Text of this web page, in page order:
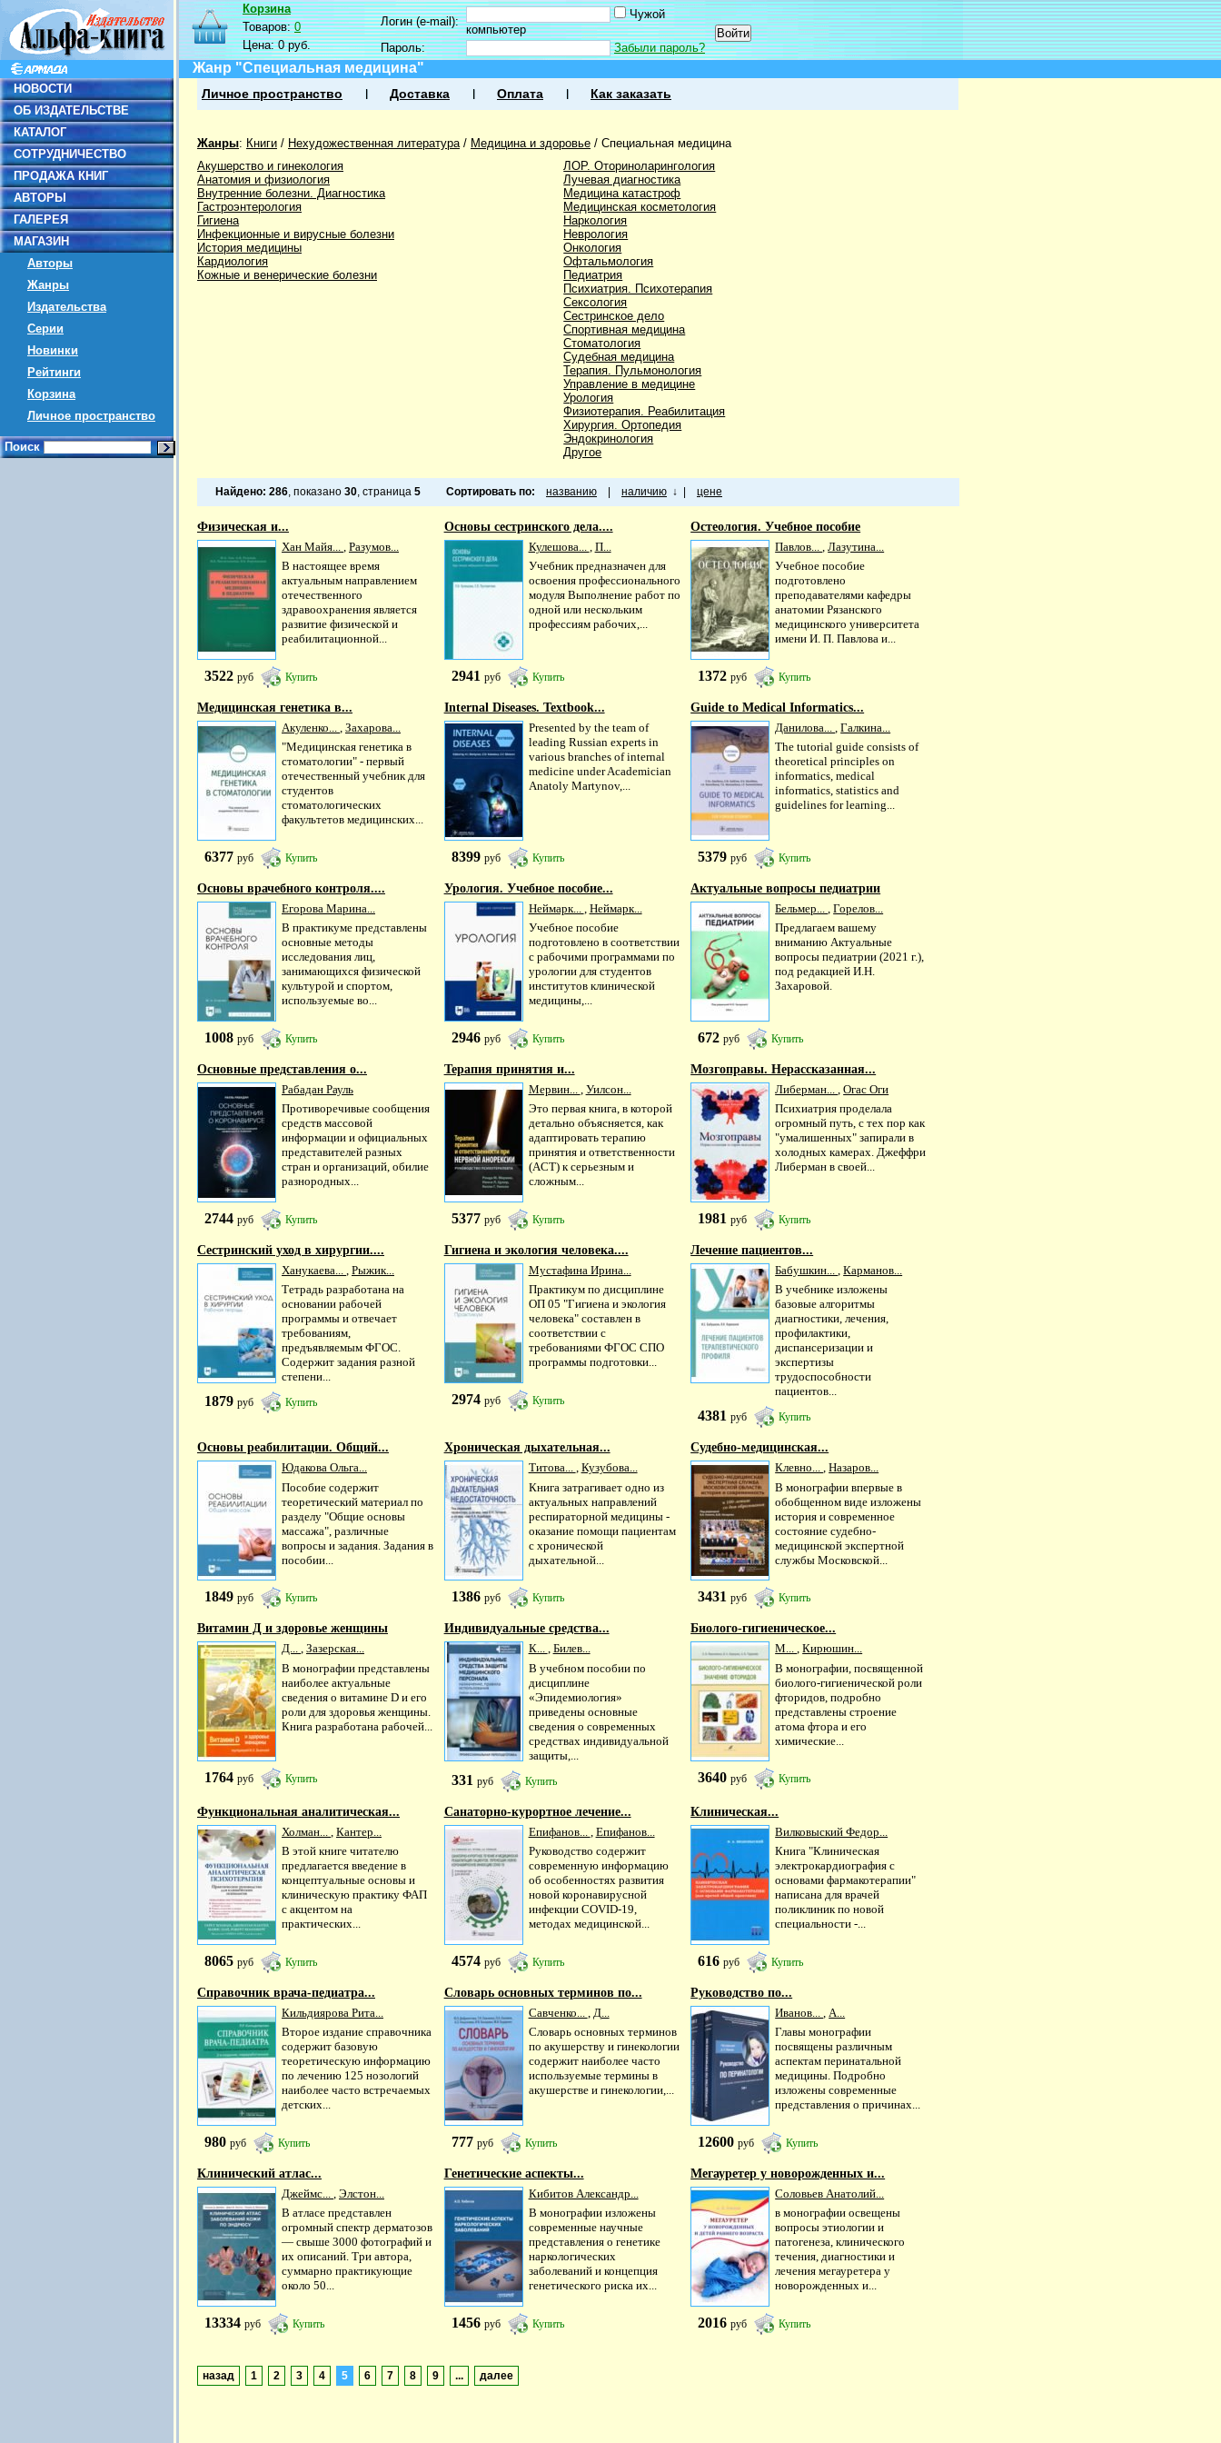
НОВОСТИ
ОБ ИЗДАТЕЛЬСТВЕ
КАТАЛОГ
СОТРУДНИЧЕСТВО
ПРОДАЖА КНИГ
АВТОРЫ
ГАЛЕРЕЯ
МАГАЗИН
Авторы
Жанры
Издательства
Серии
Новинки
Рейтинги
Корзина
Личное пространство
Поиск
Корзина
Товаров:0
Цена:0 руб.
Логин (e-mail):
Чужой
компьютер
Пароль:
Забыли пароль?
Жанр "Специальная медицина"
Личное пространство Доставка Оплата Как заказать
Жанры: Книги / Нехудожественная литература/ Медицина и здоровье / Специальная медицина
Акушерство и гинекология
Анатомия и физиология
Внутренние болезни. Диагностика
Гастроэнтерология
Гигиена
Инфекционные и вирусные болезни
История медицины
Кардиология
Кожные и венерические болезни
ЛОР. Оториноларингология
Лучевая диагностика
Медицина катастроф
Медицинская косметология
Наркология
Неврология
Онкология
Офтальмология
Педиатрия
Психиатрия. Психотерапия
Сексология
Сестринское дело
Спортивная медицина
Стоматология
Судебная медицина
Терапия. Пульмонология
Управление в медицине
Урология
Физиотерапия. Реабилитация
Хирургия. Ортопедия
Эндокринология
Другое
Найдено: 286, показано 30, страница 5 Сортировать по: названию наличию ↓ цене
Физическая и...
Хан Майя... , Разумов...
В настоящее время
актуальным направлением
отечественного
здравоохранения является
развитие физической и
реабилитационной...
3522 руб Купить
Основы сестринского дела....
Кулешова... , П...
Учебник предназначен для
освоения профессионального
модуля Выполнение работ по
одной или нескольким
профессиям рабочих,...
2941 руб Купить
Остеология. Учебное пособие
Павлов...,Лазутина...
Учебное пособие
подготовлено
преподавателями кафедры
анатомии Рязанского
медицинского университета
имени И. П. Павлова и...
1372руб Купить
Медицинская генетика в...
Акуленко... , Захарова...
"Медицинская генетика в
стоматологии" - первый
отечественный учебник для
студентов
стоматологических
факультетов медицинских...
6377 руб Купить
Internal Diseases. Textbook...
Presented by the team of
leading Russian experts in
various branches of internal
medicine under Academician
Anatoly Martynov,...
8399 руб Купить
Guide to Medical Informatics...
Данилова...,Галкина...
The tutorial guide consists of
theoretical principles on
informatics, medical
informatics, statistics and
guidelines for learning...
5379руб Купить
Основы врачебного контроля....
Егорова Марина...
В практикуме представлены
основные методы
исследования лиц,
занимающихся физической
культурой и спортом,
используемые во...
1008 руб Купить
Урология. Учебное пособие...
Неймарк... , Неймарк...
Учебное пособие
подготовлено в соответствии
с рабочими программами по
урологии для студентов
институтов клинической
медицины,...
2946 руб Купить
Актуальные вопросы педиатрии
Бельмер...,Горелов...
Предлагаем вашему
вниманию Актуальные
вопросы педиатрии (2021 г.),
под редакцией И.Н.
Захаровой.
672руб Купить
Основные представления о...
Рабадан Рауль
Противоречивые сообщения
средств массовой
информации и официальных
представителей разных
стран и организаций, обилие
разнородных...
2744 руб Купить
Терапия принятия и...
Мервин... , Уилсон...
Это первая книга, в которой
детально объясняется, как
адаптировать терапию
принятия и ответственности
(ACT) к серьезным и
сложным...
5377 руб Купить
Мозгоправы. Нерассказанная...
Либерман...,Огас Оги
Психиатрия проделала
огромный путь, с тех пор как
"умалишенных" запирали в
холодных камерах. Джеффри
Либерман в своей...
1981руб Купить
Сестринский уход в хирургии....
Ханукаева... , Рыжик...
Тетрадь разработана на
основании рабочей
программы и отвечает
требованиям,
предъявляемым ФГОС.
Содержит задания разной
степени...
1879 руб Купить
Гигиена и экология человека....
Мустафина Ирина...
Практикум по дисциплине
ОП 05 "Гигиена и экология
человека" составлен в
соответствии с
требованиями ФГОС СПО
программы подготовки...
2974 руб Купить
Лечение пациентов...
Бабушкин...,Карманов...
В учебнике изложены
базовые алгоритмы
диагностики, лечения,
профилактики,
диспансеризации и
экспертизы
трудоспособности
пациентов...
4381руб Купить
Основы реабилитации. Общий...
Юдакова Ольга...
Пособие содержит
теоретический материал по
разделу "Общие основы
массажа", различные
вопросы и задания. Задания в
пособии...
1849 руб Купить
Хроническая дыхательная...
Титова... , Кузубова...
Книга затрагивает одно из
актуальных направлений
респираторной медицины -
оказание помощи пациентам
с хронической
дыхательной...
1386 руб Купить
Судебно-медицинская...
Клевно...,Назаров...
В монографии впервые в
обобщенном виде изложены
история и современное
состояние судебно-
медицинской экспертной
службы Московской...
3431руб Купить
Витамин Д и здоровье женщины
Д... , Зазерская...
В монографии представлены
наиболее актуальные
сведения о витамине D и его
роли для здоровья женщины.
Книга разработана рабочей...
1764 руб Купить
Индивидуальные средства...
К... , Билев...
В учебном пособии по
дисциплине
«Эпидемиология»
приведены основные
сведения о современных
средствах индивидуальной
защиты,...
331 руб Купить
Биолого-гигиеническое...
М...,Кирюшин...
В монографии, посвященной
биолого-гигиенической роли
фторидов, подробно
представлены строение
атома фтора и его
химические...
3640руб Купить
Функциональная аналитическая...
Холман...
Кантер...
В этой книге читателю
предлагается введение в
концептуальные основы и
клиническую практику ФАП
с акцентом на
практических...
8065 руб Купить
Санаторно-курортное лечение...
Епифанов...
Епифанов...
Руководство содержит
современную информацию
об особенностях развития
новой коронавирусной
инфекции COVID-19,
методах медицинской...
4574 руб Купить
Клиническая...
Вилковыский Федор...
Книга "Клиническая
электрокардиография с
основами фармакотерапии"
написана для врачей
поликлиник по новой
специальности -...
616руб Купить
Справочник врача-педиатра...
Кильдиярова Рита...
Второе издание справочника
содержит базовую
теоретическую информацию
по лечению 125 нозологий
наиболее часто встречаемых
детских...
980 руб Купить
Словарь основных терминов по...
Савченко...
Д...
Словарь основных терминов
по акушерству и гинекологии
содержит наиболее часто
используемые термины в
акушерстве и гинекологии,...
777 руб Купить
Руководство по...
Иванов...
А...
Главы монографии
посвящены различным
аспектам перинатальной
медицины. Подробно
изложены современные
представления о причинах...
12600руб Купить
Клинический атлас...
Джеймс...
Элстон...
В атласе представлен
огромный спектр дерматозов
— свыше 3000 фотографий и
их описаний. Три автора,
суммарно практикующие
около 50...
13334 руб Купить
Генетические аспекты...
Кибитов Александр...
В монографии изложены
современные научные
представления о генетике
наркологических
заболеваний и концепция
генетического риска их...
1456 руб Купить
Мегауретер у новорожденных и...
Соловьев Анатолий...
в монографии освещены
вопросы этиологии и
патогенеза, клинического
течения, диагностики и
лечения мегауретера у
новорожденных и...
2016руб Купить
назад 1 2 3 4 5 6 7 8 9 ... далее